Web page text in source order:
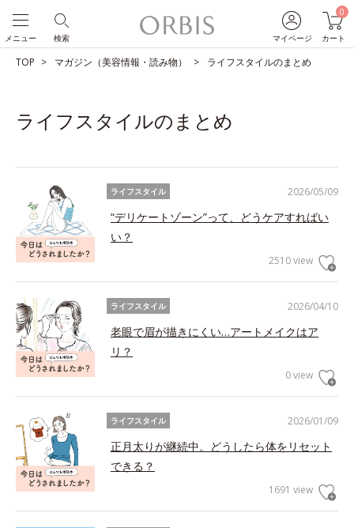
マイページ
0
カート
検索
メニュー
TOP マガジン（美容情報・読み物） ライフスタイルのまとめ
ライフスタイルのまとめ
2026/05/09
ライフスタイル
“デリケートゾーン”って、どうケアすればい
い？
2510 view
2026/04/10
ライフスタイル
老眼で眉が描きにくい…アートメイクはア
リ？
0 view
2026/01/09
ライフスタイル
正月太りが継続中。どうしたら体をリセット
できる？
1691 view